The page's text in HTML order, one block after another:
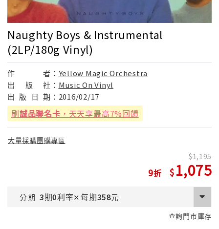
Naughty Boys & Instrumental
(2LP/180g Vinyl)
作 者： Yellow Magic Orchestra
出
版 社： Music On Vinyl
出 版 日 期： 2016/02/17
刷誠品聯名卡 ，天天享最高7%回饋
大量採購團購專區
9
1,195
1,075
分期 3期0利率✕每期358元
查詢門市庫存